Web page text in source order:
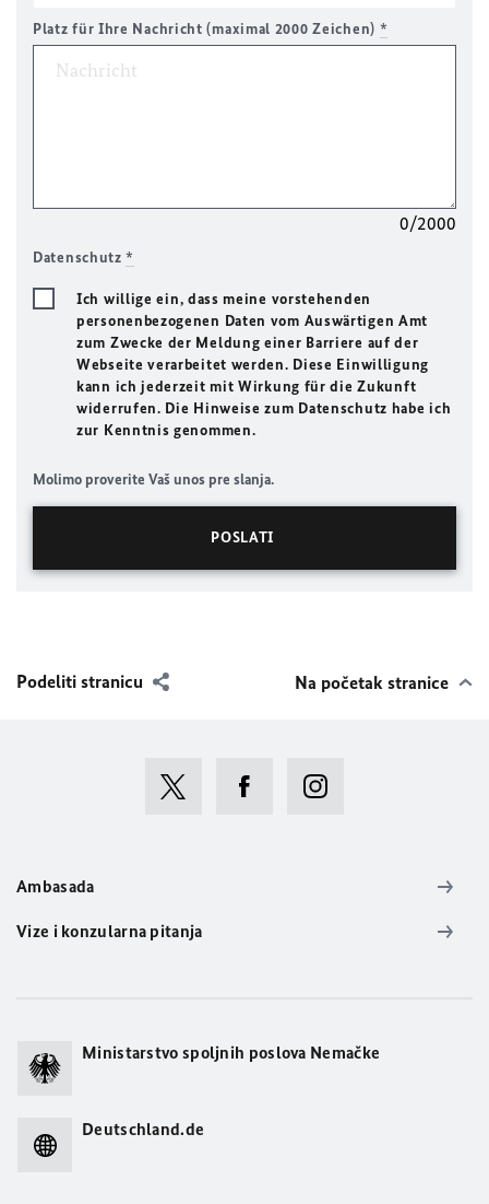
Platz für Ihre Nachricht (maximal 2000 Zeichen) *
0/2000
Datenschutz*
Ich willige ein, dass meine vorstehenden
personenbezogenen Daten vom Auswärtigen Amt
zum Zwecke der Meldung einer Barriere auf der
Webseite verarbeitet werden. Diese Einwilligung
kann ich jederzeit mit Wirkung für die Zukunft
widerrufen. Die Hinweise zum Datenschutz habe ich
zur Kenntnis genommen.
Molimo proverite Vaš unos pre slanja.
Podeliti stranicu Na početak stranice
Ambasada
Vize i konzularna pitanja
Ministarstvo spoljnih poslova Nemačke
Deutschland.de